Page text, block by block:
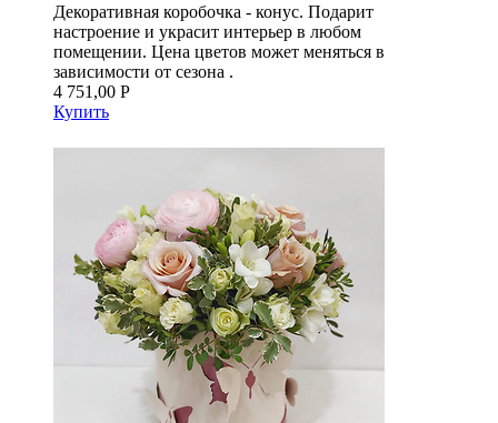
Декоративная коробочка - конус. Подарит
настроение и украсит интерьер в любом
помещении. Цена цветов может меняться в
зависимости от сезона .
4 751,00 Р
Купить